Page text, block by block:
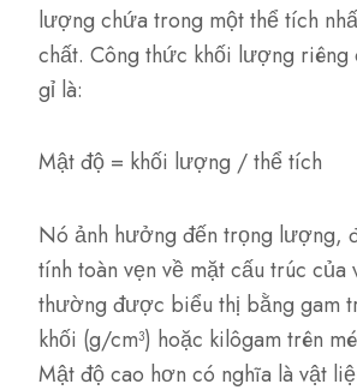
lượng chứa trong một thể tích
chất. Công thức khối lượng riêng
gỉ là:
Mật độ = khối lượng / thể tích
Nó ảnh hưởng đến trọng lượng,
tính toàn vẹn về mặt cấu trúc của
thường được biểu thị bằng gam
khối (g/cm³) hoặc kilôgam trên
Mật độ cao hơn có nghĩa là vật